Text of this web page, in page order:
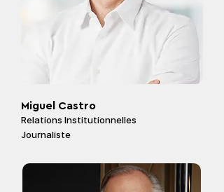
Miguel Castro
Relations Institutionnelles
Journaliste